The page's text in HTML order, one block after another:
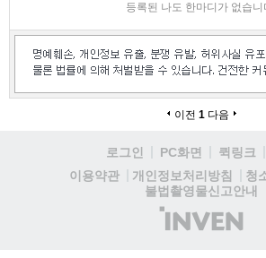
등록된 나도 한마디가 없습니
이전 1 다음
로그인 PC화면 퀵링크
이용약관
개인정보처리방침
청
불법촬영물신고안내
(주)
인